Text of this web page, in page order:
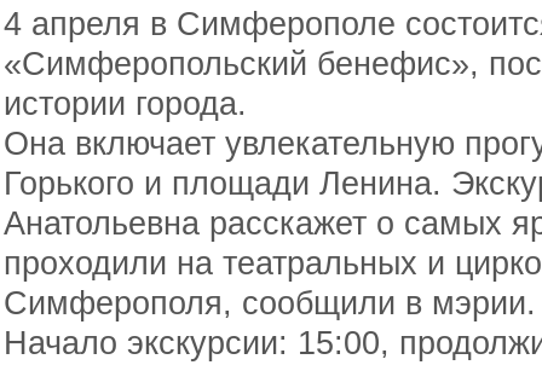
4 апреля в Симферополе
«Симферопольский бенефис»,
истории города.
Она включает увлекательную
Горького и площади Ленина.
Анатольевна расскажет о самых
проходили на театральных и
Симферополя, сообщили в мэрии.
Начало экскурсии: 15:00,